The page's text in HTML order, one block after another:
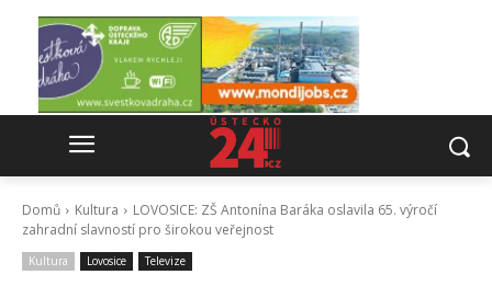
Domů Kultura
LOVOSICE: ZŠ Antonína Baráka oslavila 65. výročí
zahradní slavností pro širokou veřejnost
Kultura Lovosice Televize